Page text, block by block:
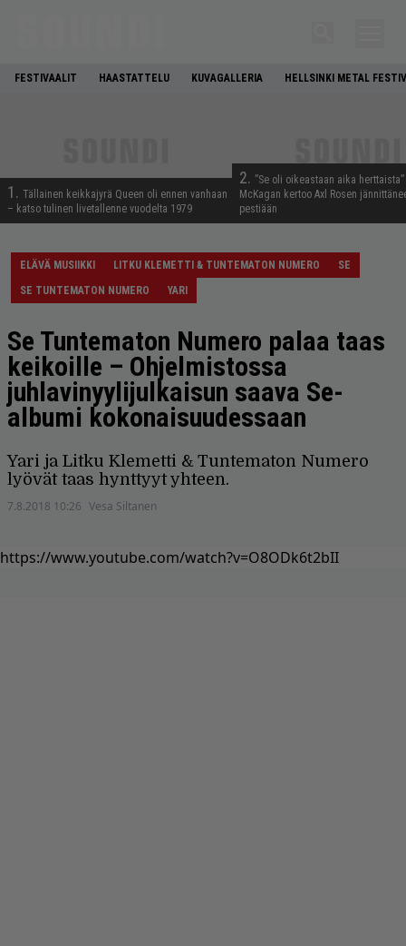
FESTIVAALIT HAASTATTELU KUVAGALLERIA HELLSINKI METAL
1. Tällainen keikkajyrä Queen oli ennen vanhaan
– katso tulinen livetallenne vuodelta 1979
2. ”Se oli oikeastaan aika
McKagan kertoo Axl Rosen
pestiään
ELÄVÄ MUSIIKKI LITKU KLEMETTI & TUNTEMATON NUMERO
SE
SE TUNTEMATON NUMERO
YARI
Se Tuntematon Numero palaa taas
keikoille – Ohjelmistossa
juhlavinyylijulkaisun saava Se-
albumi kokonaisuudessaan
Yari ja Litku Klemetti & Tuntematon Numero
lyövät taas hynttyyt yhteen.
7.8.2018 10:26 Vesa Siltanen
https://www.youtube.com/watch?v=O8ODk6t2bII